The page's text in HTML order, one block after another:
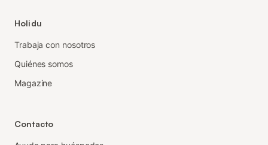
Holidu
Trabaja con nosotros
Quiénes somos
Magazine
Contacto